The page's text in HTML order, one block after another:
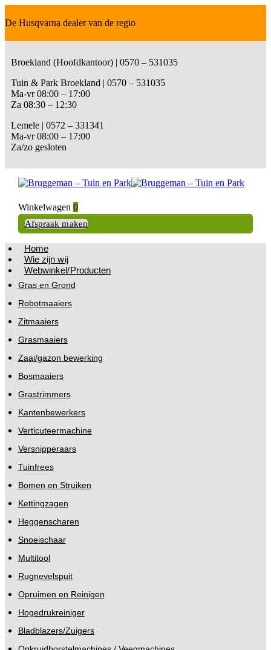
De Husqvarna dealer van de regio
Broekland (Hoofdkantoor) | 0570 – 531035
Tuin & Park Broekland | 0570 – 531035
Ma-vr 08:00 – 17:00
Za 08:30 – 12:30
Lemele | 0572 – 331341
Ma-vr 08:00 – 17:00
Za/zo gesloten
Winkelwagen 0
Afspraak maken
Home
Wie zijn wij
Webwinkel/Producten
Gras en Grond
Robotmaaiers
Zitmaaiers
Grasmaaiers
Zaai/gazon bewerking
Bosmaaiers
Grastrimmers
Kantenbewerkers
Verticuteermachine
Versnipperaars
Tuinfrees
Bomen en Struiken
Kettingzagen
Heggenscharen
Snoeischaar
Multitool
Rugnevelspuit
Opruimen en Reinigen
Hogedrukreiniger
Bladblazers/Zuigers